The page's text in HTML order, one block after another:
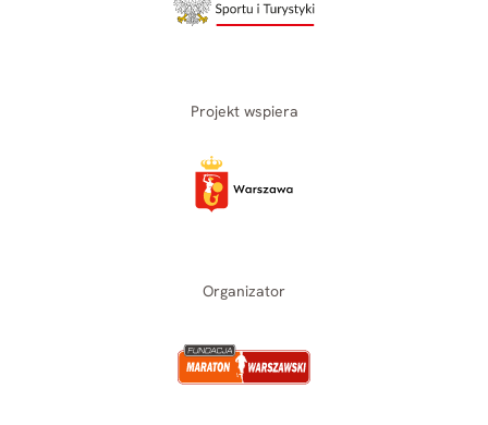
Projekt wspiera
Organizator